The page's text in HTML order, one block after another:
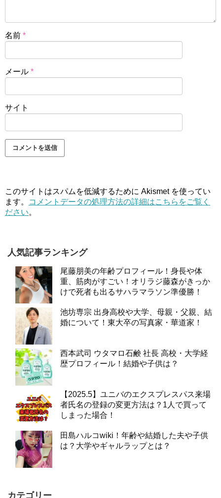
名前 *
メール *
サイト
このサイトはスパムを低減するために Akismet を使ってい
ます。
コメントデータの処理方法の詳細はこちらをご覧く
ださい。
人気記事ランキング
尾藤朋美の年齢プロフィール！身長や体
重、筋肉がすごい！オリラジ藤森がきっか
けで死者も出るサハラマラソン準優勝！
池坊専宗 出身高校や大学、母親・父親、結
婚について！東大卒の写真家・華道家！
西本武司 ウタマロ石鹸 社長 高校・大学経
歴プロフィール！結婚や子供は？
【2025.5】ユニバのエクスプレスパス来場
者氏名の登録の変更方法は？1人で買って
しまった場合！
田島ハルコwiki！年齢や結婚した夫や子供
は？大学やギャルラップとは？
カテゴリー